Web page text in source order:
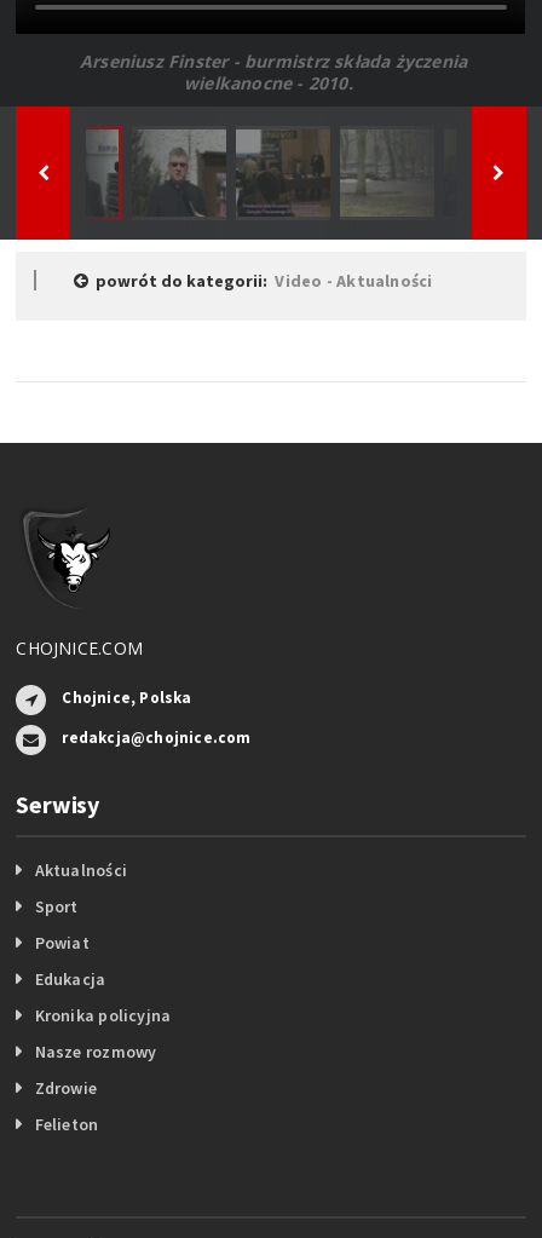
Arseniusz Finster - burmistrz składa życzenia
wielkanocne - 2010.
powrót do kategorii:Video - Aktualności
CHOJNICE.COM
Chojnice, Polska
redakcja@chojnice.com
Serwisy
Aktualności
Sport
Powiat
Edukacja
Kronika policyjna
Nasze rozmowy
Zdrowie
Felieton